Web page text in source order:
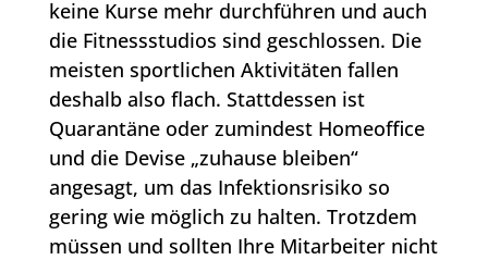
keine Kurse mehr durchführen und auch
die Fitnessstudios sind geschlossen. Die
meisten sportlichen Aktivitäten fallen
deshalb also flach. Stattdessen ist
Quarantäne oder zumindest Homeoffice
und die Devise „zuhause bleiben“
angesagt, um das Infektionsrisiko so
gering wie möglich zu halten. Trotzdem
müssen und sollten Ihre Mitarbeiter nicht